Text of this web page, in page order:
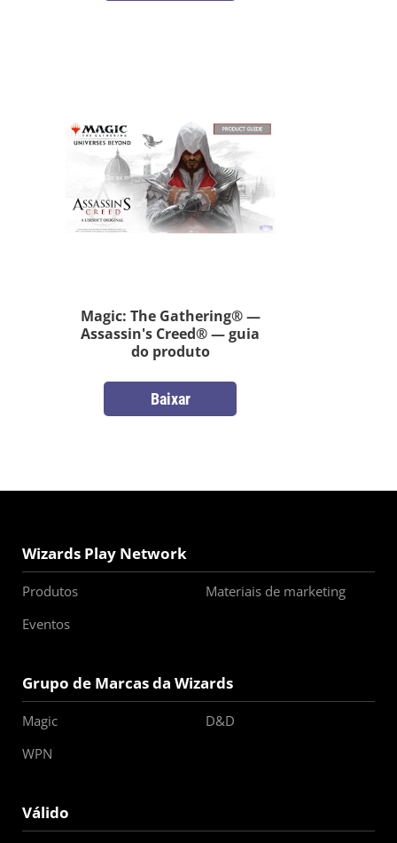
Magic: The Gathering® —
Assassin's Creed® — guia
do produto
Baixar
Wizards Play Network
Produtos
Materiais de marketing
Eventos
Grupo de Marcas da Wizards
Magic
D&D
WPN
Válido